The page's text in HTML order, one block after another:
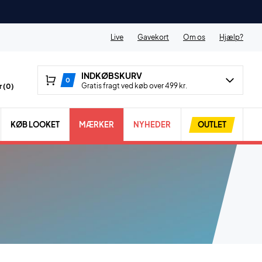
Live Gavekort Om os Hjælp?
(0)
0 INDKØBSKURV
Gratis fragt ved køb over 499 kr.
KØB LOOKET MÆRKER NYHEDER OUTLET